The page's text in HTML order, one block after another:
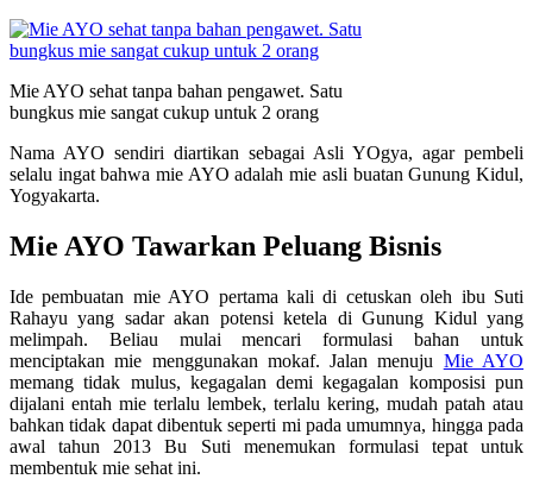
Mie AYO sehat tanpa bahan pengawet. Satu
bungkus mie sangat cukup untuk 2 orang
Nama AYO sendiri diartikan sebagai Asli YOgya, agar pembeli
selalu ingat bahwa mie AYO adalah mie asli buatan Gunung Kidul,
Yogyakarta.
Mie AYO Tawarkan Peluang Bisnis
Ide pembuatan mie AYO pertama kali di cetuskan oleh ibu Suti
Rahayu yang sadar akan potensi ketela di Gunung Kidul yang
melimpah. Beliau mulai mencari formulasi bahan untuk
menciptakan mie menggunakan mokaf. Jalan menuju Mie AYO
memang tidak mulus, kegagalan demi kegagalan komposisi pun
dijalani entah mie terlalu lembek, terlalu kering, mudah patah atau
bahkan tidak dapat dibentuk seperti mi pada umumnya, hingga pada
awal tahun 2013 Bu Suti menemukan formulasi tepat untuk
membentuk mie sehat ini.